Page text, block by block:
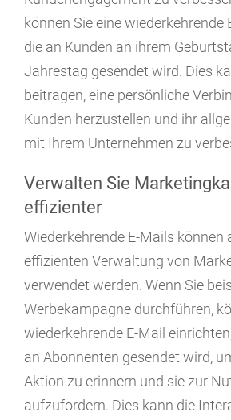
können Sie eine wiederkehrende
die an Kunden an ihrem
Jahrestag gesendet wird. Dies
beitragen, eine persönliche
Kunden herzustellen und ihr
mit Ihrem Unternehmen zu
Verwalten Sie
effizienter
Wiederkehrende E-Mails können
effizienten Verwaltung von
verwendet werden. Wenn Sie
Werbekampagne durchführen,
wiederkehrende E-Mail
an Abonnenten gesendet wird,
Aktion zu erinnern und sie zur
aufzufordern. Dies kann die